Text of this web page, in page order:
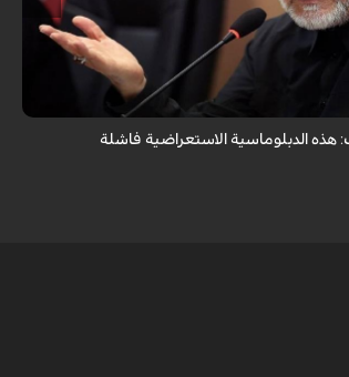
الإيراني أن التصريحات الاستعراضية
تُجدي نفعاً، واصفاً إياها بالدبلوماسية الفاشلة.
هذه الدبلوماسية الاستعراضية فاشلة